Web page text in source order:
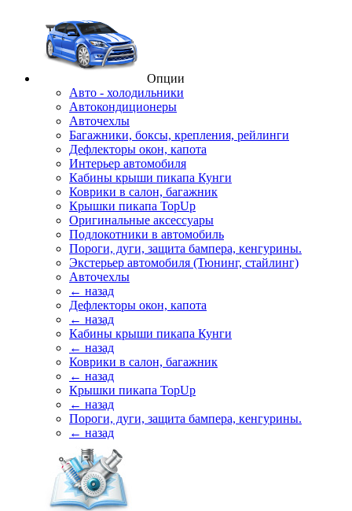
Опции
Авто - холодильники
Автокондиционеры
Авточехлы
Багажники, боксы, крепления, рейлинги
Дефлекторы окон, капота
Интерьер автомобиля
Кабины крыши пикапа Кунги
Коврики в салон, багажник
Крышки пикапа TopUp
Оригинальные аксессуары
Подлокотники в автомобиль
Пороги, дуги, защита бампера, кенгурины.
Экстерьер автомобиля (Тюнинг, стайлинг)
Авточехлы
← назад
Дефлекторы окон, капота
← назад
Кабины крыши пикапа Кунги
← назад
Коврики в салон, багажник
← назад
Крышки пикапа TopUp
← назад
Пороги, дуги, защита бампера, кенгурины.
← назад